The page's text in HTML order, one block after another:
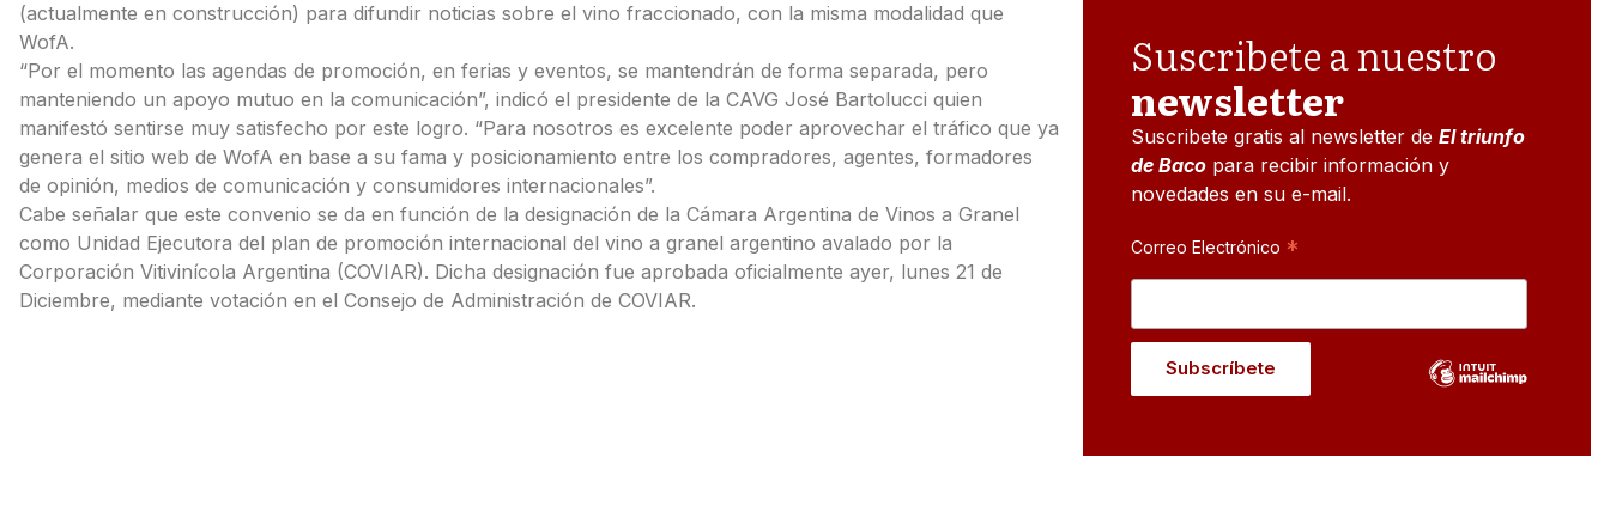
(actualmente en construcción) para difundir noticias sobre el vino fraccionado, con la misma modalidad que
WofA.
“Por el momento las agendas de promoción, en ferias y eventos, se mantendrán de forma separada, pero
manteniendo un apoyo mutuo en la comunicación”, indicó el presidente de la CAVG José Bartolucci quien
manifestó sentirse muy satisfecho por este logro. “Para nosotros es excelente poder aprovechar el tráfico que ya
genera el sitio web de WofA en base a su fama y posicionamiento entre los compradores, agentes, formadores
de opinión, medios de comunicación y consumidores internacionales”.
Cabe señalar que este convenio se da en función de la designación de la Cámara Argentina de Vinos a Granel
como Unidad Ejecutora del plan de promoción internacional del vino a granel argentino avalado por la
Corporación Vitivinícola Argentina (COVIAR). Dicha designación fue aprobada oficialmente ayer, lunes 21 de
Diciembre, mediante votación en el Consejo de Administración de COVIAR.
Suscribete a nuestro
newsletter
Suscribete gratis al newsletter deEl triunfo
de Baco para recibir información y
novedades en su e-mail.
Correo Electrónico *